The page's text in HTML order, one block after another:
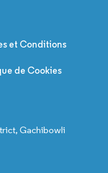
et Conditions
de Cookies
Gachibowli